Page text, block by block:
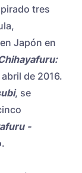
tres
Japón en
de 2016.
, se
-